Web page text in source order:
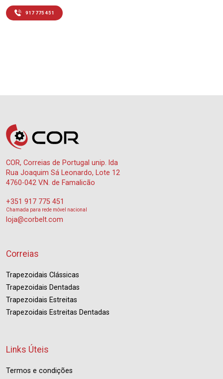
917 775 451
COR, Correias de Portugal unip. lda
Rua Joaquim Sá Leonardo, Lote 12
4760-042 V.N. de Famalicão
+351 917 775 451
Chamada para rede móvel nacional
loja@corbelt.com
Correias
Trapezoidais Clássicas
Trapezoidais Dentadas
Trapezoidais Estreitas
Trapezoidais Estreitas Dentadas
Links Úteis
Termos e condições